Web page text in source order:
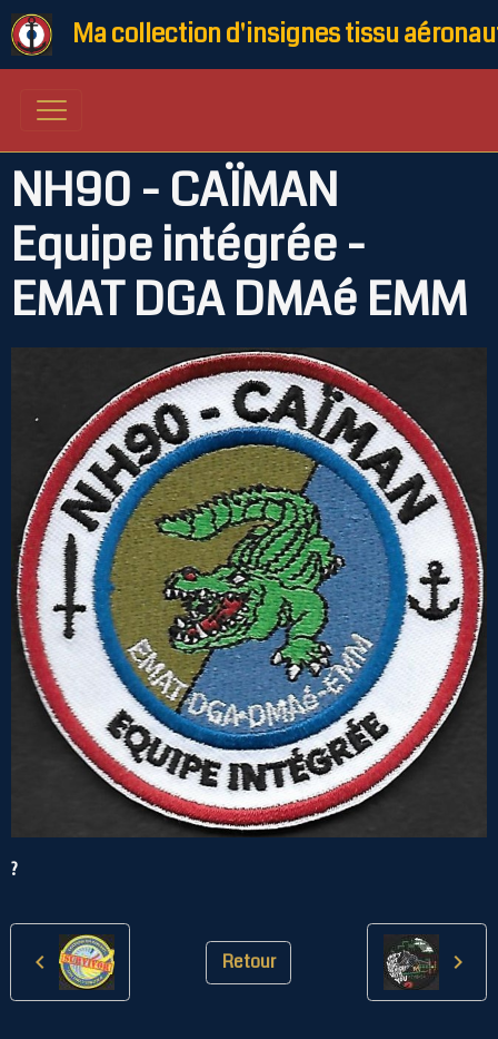
Ma collection d'insignes tissu
NH90 - CAÏMAN
Equipe intégrée -
EMAT DGA DMAé EMM
?
Retour